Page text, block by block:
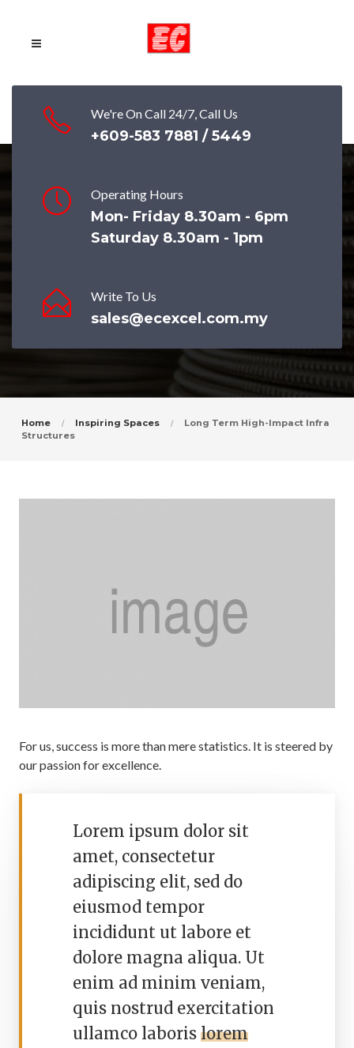
We're On Call 24/7, Call Us
+609-583 7881 / 5449
Operating Hours
Mon- Friday 8.30am - 6pm
Saturday 8.30am - 1pm
Write To Us
sales@ecexcel.com.my
Inspiring Spaces
ecexceladmin March 9, 2015
Long term high-impact infra
Structures
Home Inspiring Spaces
Long Term High-Impact Infra
Structures
For us, success is more than mere statistics. It is steered by
our passion for excellence.
Lorem ipsum dolor sit
amet, consectetur
adipiscing elit, sed do
eiusmod tempor
incididunt ut labore et
dolore magna aliqua. Ut
enim ad minim veniam,
quis nostrud exercitation
ullamco laboris lorem